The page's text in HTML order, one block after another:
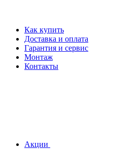
Как купить
Доставка и оплата
Гарантия и сервис
Монтаж
Контакты
Акции